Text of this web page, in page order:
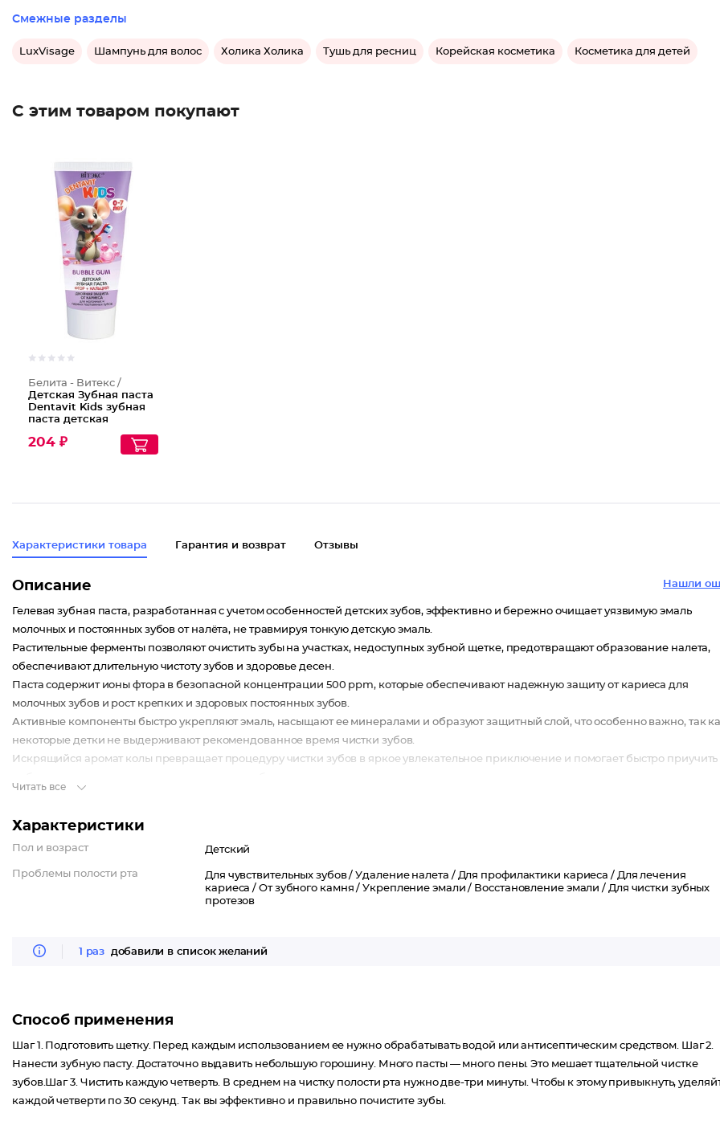
Смежные разделы
LuxVisage Шампунь для волос Холика Холика Тушь для ресниц Корейская косметика Косметика для детей
С этим товаром покупают
Белита - Витекс /
Детская Зубная паста
Dentavit Kids зубная
паста детская
двойная защита ОТ
кариеса Bubble GUM
204 ₽
Характеристики товара Гарантия и возврат Отзывы
Нашли
Описание
Гелевая зубная паста, разработанная с учетом особенностей детских зубов, эффективно и бережно очищает уязвимую эмаль
молочных и постоянных зубов от налёта, не травмируя тонкую детскую эмаль.
Растительные ферменты позволяют очистить зубы на участках, недоступных зубной щетке, предотвращают образование налета,
обеспечивают длительную чистоту зубов и здоровье десен.
Паста содержит ионы фтора в безопасной концентрации 500 ppm, которые обеспечивают надежную защиту от кариеса для
молочных зубов и рост крепких и здоровых постоянных зубов.
Активные компоненты быстро укрепляют эмаль, насыщают ее минералами и образуют защитный слой, что особенно важно, так
некоторые детки не выдерживают рекомендованное время чистки зубов.
Искрящийся аромат колы превращает процедуру чистки зубов в яркое увлекательное приключение и помогает быстро приучить
Читать все
Характеристики
Пол и возраст Детский
Проблемы полости рта Для чувствительных зубов /Удаление налета / Для профилактики кариеса / Для лечения
кариеса /От зубного камня /Укрепление эмали / Восстановление эмали / Для чистки зубных
протезов
1 раз добавили в список желаний
Способ применения
Шаг 1. Подготовить щетку. Перед каждым использованием ее нужно обрабатывать водой или антисептическим средством. Шаг 2.
Нанести зубную пасту. Достаточно выдавить небольшую горошину. Много пасты — много пены. Это мешает тщательной чистке
зубов.Шаг 3. Чистить каждую четверть. В среднем на чистку полости рта нужно две-три минуты. Чтобы к этому привыкнуть,
каждой четверти по 30 секунд. Так вы эффективно и правильно почистите зубы.